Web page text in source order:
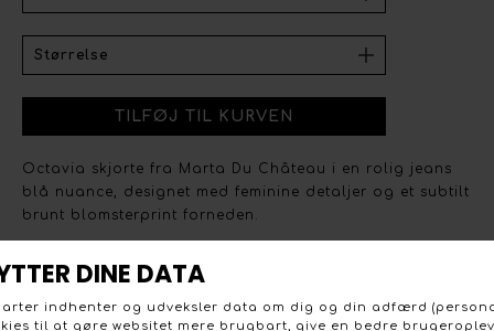
Octavia skjorte fra Marta Du Château i en rolig jeans
blå nuance, designet med feminine detaljer og et subtilt
brunt blomsterprint forneden.
Skjorten har V-udskæring og en flæsekant i halsen samt
lange ærmer med elastikkant. Farven er jeans blå med et
flot brunt blomsterprint, der bevæger sig fra forneden